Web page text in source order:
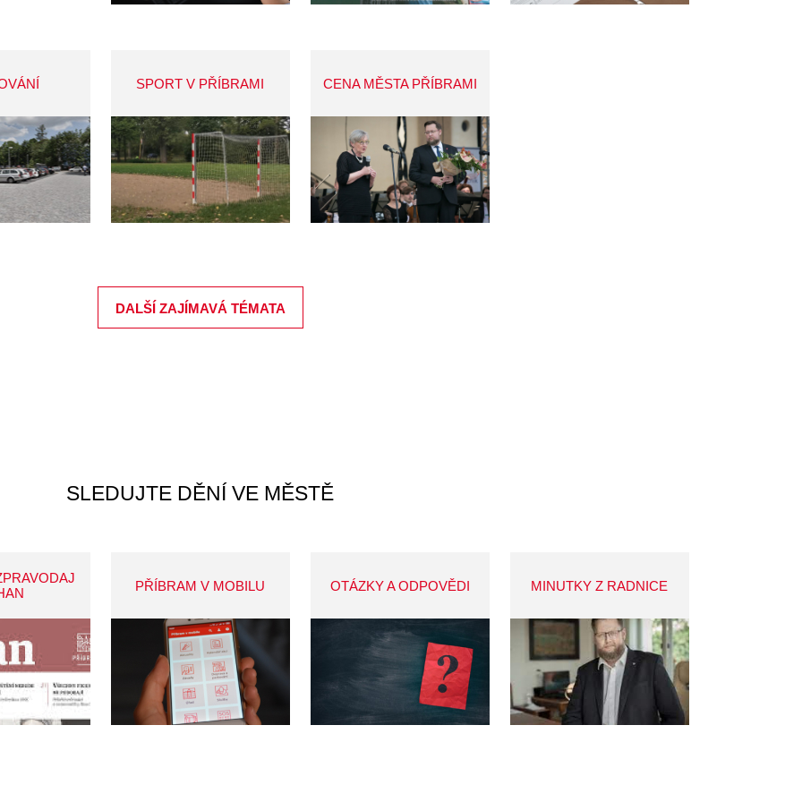
SPORT V PŘÍBRAMI CENA MĚSTA PŘÍBRAMI
DALŠÍ ZAJÍMAVÁ TÉMATA
SLEDUJTE DĚNÍ VE MĚSTĚ
PŘÍBRAM V MOBILU OTÁZKY A ODPOVĚDI MINUTKY Z RADNICE